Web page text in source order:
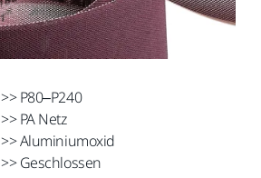
>> P80–P240
>> PA Netz
>> Aluminiumoxid
>> Geschlossen